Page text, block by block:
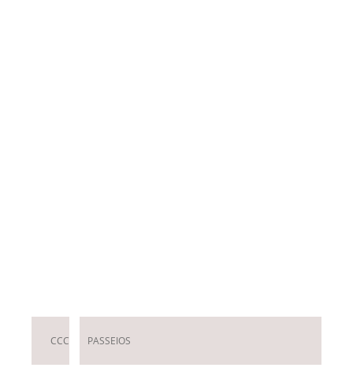
CCC PASSEIOS